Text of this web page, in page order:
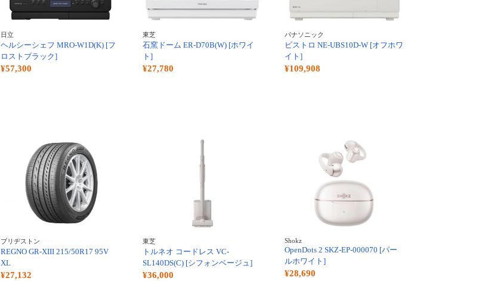
日立
ヘルシーシェフ MRO-W1D(K) [フ
ロストブラック]
¥57,300
東芝
石窯ドーム ER-D70B(W) [ホワイ
ト]
¥27,780
パナソニック
ビストロ NE-UBS10D-W [オフホワ
イト]
¥109,908
ブリヂストン
REGNO GR-XIII 215/50R17 95V
XL
¥27,132
東芝
トルネオ コードレス VC-
SL140DS(C) [シフォンベージュ]
¥36,000
Shokz
OpenDots 2 SKZ-EP-000070 [パー
ルホワイト]
¥28,690